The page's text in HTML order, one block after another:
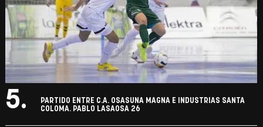
5.
PARTIDO ENTRE C.A. OSASUNA MAGNA E INDUSTRIAS SANTA
COLOMA. PABLO LASAOSA 26